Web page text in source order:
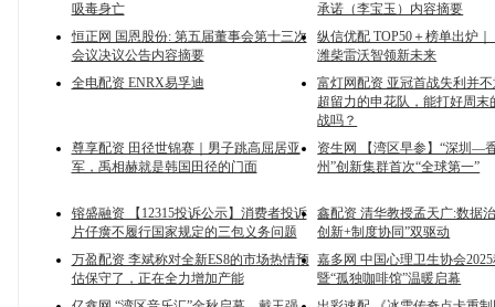
吸毒身亡
承诺（李宝玉）内容摘要
恒正网 国恩股份: 第五届董事会第十三次
会议决议公告内容摘要
纵信优配 TOP50＋榜单出炉
潍柴雷沃智领新未来
全电配资 ENRX易孚迪
富灯网配资 亚冠首战失利并
超留力的申花队，能打好周末
战吗？
尊享配资 田径世锦赛｜男子跳高屈居亚
军，禹相赫就是韩国田径的门面
资生网 【湾区早参】“深圳—
州”创新集群首次“全球第一”
镕盛融资 【12315投诉公示】消费者投诉
片仔癀不履行国家规定的三包义务问题
鑫配资 清华教授孟天广:数据
创新+制度协同”双驱动
万盈配资 李斌称对全新ES8的市场热情预
估保守了，正在全力增加产能
嘉多网 中国心理卫生协会
暨“孤独咖啡馆”温暖启幕